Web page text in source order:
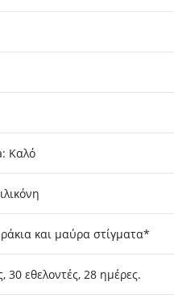
Καλό
και μαύρα στίγματα*
30 εθελοντές, 28 ημέρες.